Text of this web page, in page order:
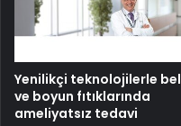
Yenilikçi teknolojilerle bel
ve boyun fıtıklarında
ameliyatsız tedavi